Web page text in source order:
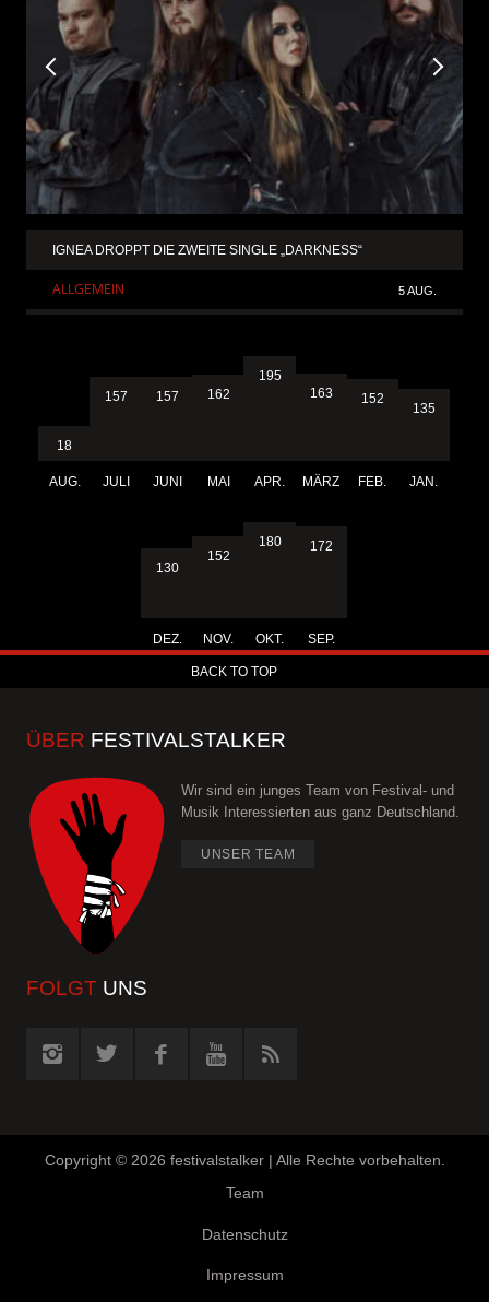
IGNEA DROPPT DIE ZWEITE SINGLE „DARKNESS“
ALLGEMEIN 5 AUG.
18
AUG.
157
JULI
157
JUNI
162
MAI
195
APR.
163
MÄRZ
152
FEB.
135
JAN.
130
DEZ.
152
NOV.
180
OKT.
172
SEP.
BACK TO TOP
ÜBER FESTIVALSTALKER
Wir sind ein junges Team von Festival- und
Musik Interessierten aus ganz Deutschland.
UNSER TEAM
FOLGT UNS
Copyright © 2026 festivalstalker | Alle Rechte vorbehalten.
Team
Datenschutz
Impressum